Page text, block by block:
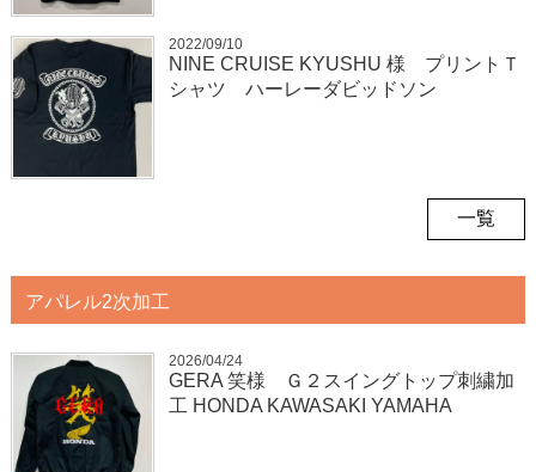
2022/09/10
NINE CRUISE KYUSHU 様 プリントＴ
シャツ ハーレーダビッドソン
一覧
アパレル2次加工
2026/04/24
GERA 笑様 Ｇ２スイングトップ刺繍加
工 HONDA KAWASAKI YAMAHA